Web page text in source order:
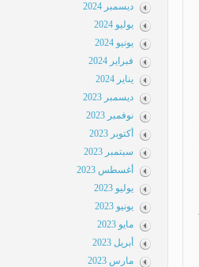
ديسمبر 2024
يوليو 2024
يونيو 2024
فبراير 2024
يناير 2024
ديسمبر 2023
نوفمبر 2023
أكتوبر 2023
سبتمبر 2023
أغسطس 2023
يوليو 2023
يونيو 2023
مايو 2023
أبريل 2023
مارس 2023